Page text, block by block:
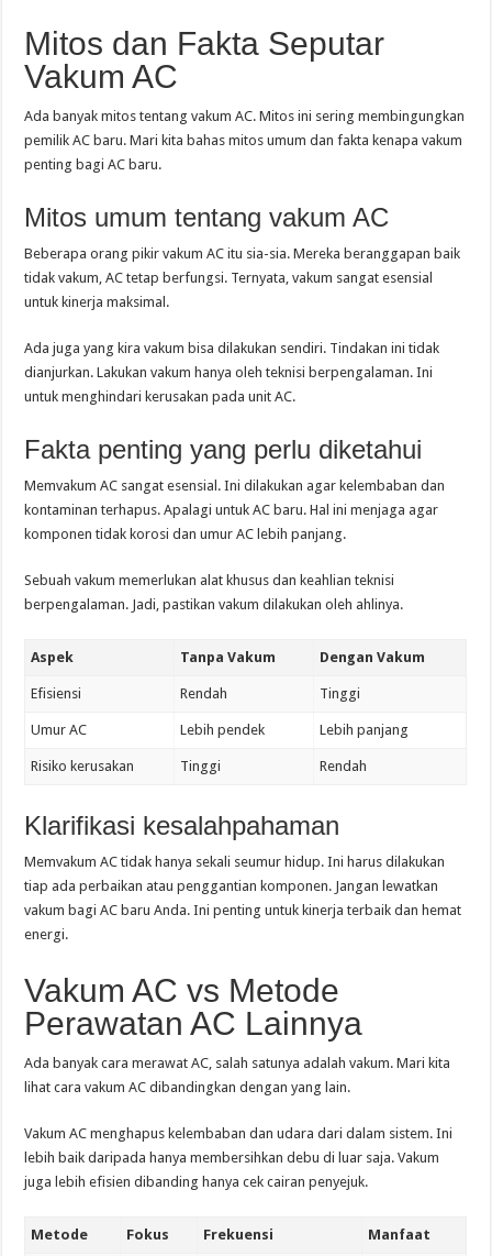
Mitos dan Fakta Seputar
Vakum AC
Ada banyak mitos tentang vakum AC. Mitos ini sering membingungkan
pemilik AC baru. Mari kita bahas mitos umum dan fakta kenapa vakum
penting bagi AC baru.
Mitos umum tentang vakum AC
Beberapa orang pikir vakum AC itu sia-sia. Mereka beranggapan baik
tidak vakum, AC tetap berfungsi. Ternyata, vakum sangat esensial
untuk kinerja maksimal.
Ada juga yang kira vakum bisa dilakukan sendiri. Tindakan ini tidak
dianjurkan. Lakukan vakum hanya oleh teknisi berpengalaman. Ini
untuk menghindari kerusakan pada unit AC.
Fakta penting yang perlu diketahui
Memvakum AC sangat esensial. Ini dilakukan agar kelembaban dan
kontaminan terhapus. Apalagi untuk AC baru. Hal ini menjaga agar
komponen tidak korosi dan umur AC lebih panjang.
Sebuah vakum memerlukan alat khusus dan keahlian teknisi
berpengalaman. Jadi, pastikan vakum dilakukan oleh ahlinya.
Aspek Tanpa Vakum Dengan Vakum
Efisiensi Rendah Tinggi
Umur AC Lebih pendek Lebih panjang
Risiko kerusakan Tinggi Rendah
Klarifikasi kesalahpahaman
Memvakum AC tidak hanya sekali seumur hidup. Ini harus dilakukan
tiap ada perbaikan atau penggantian komponen. Jangan lewatkan
vakum bagi AC baru Anda. Ini penting untuk kinerja terbaik dan hemat
energi.
Vakum AC vs Metode
Perawatan AC Lainnya
Ada banyak cara merawat AC, salah satunya adalah vakum. Mari kita
lihat cara vakum AC dibandingkan dengan yang lain.
Vakum AC menghapus kelembaban dan udara dari dalam sistem. Ini
lebih baik daripada hanya membersihkan debu di luar saja. Vakum
juga lebih efisien dibanding hanya cek cairan penyejuk.
Metode Fokus Frekuensi Manfaat